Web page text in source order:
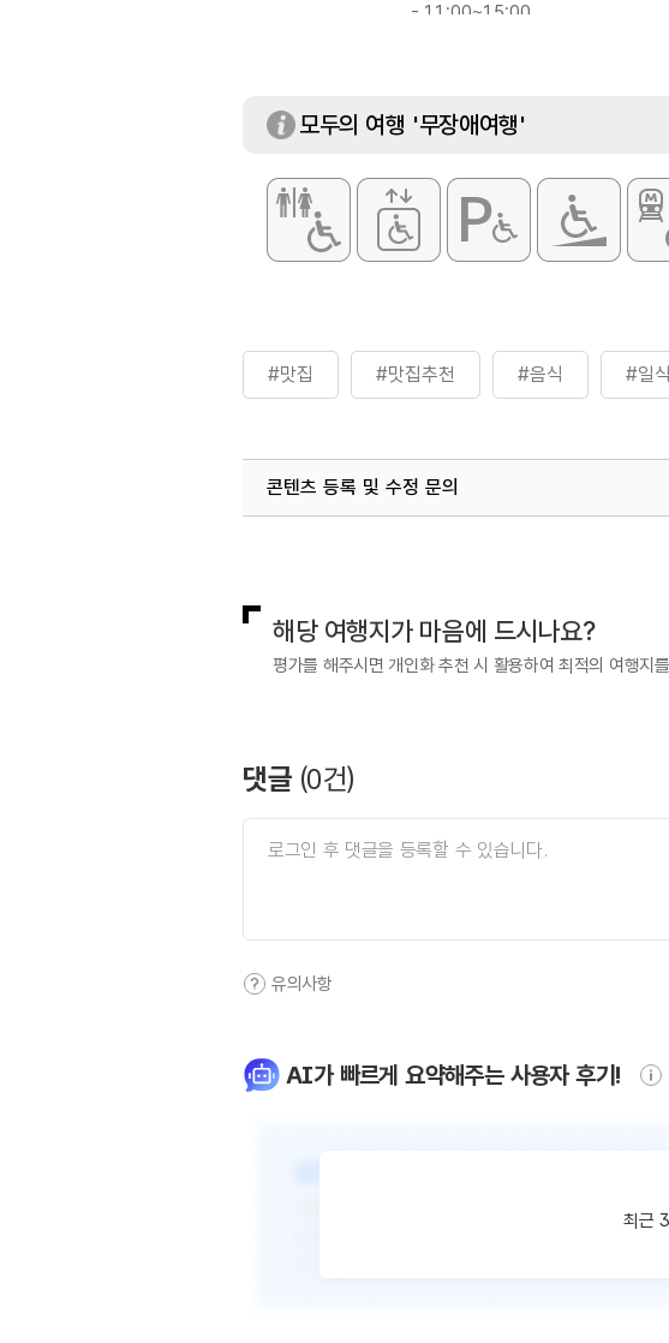
- 11:00~15:00
- 마지막 주문 14:00
모두의 여행 '무장애여행'
#맛집 #맛집추천 #음식 #일
콘텐츠 등록 및 수정 문의
해당 여행지가 마음에 드시나요?
평가를 해주시면 개인화 추천 시 활용하여 최적의 여행지
댓글 (0건)
유의사항
AI가 빠르게 요약해주는 사용자 후기!
최근